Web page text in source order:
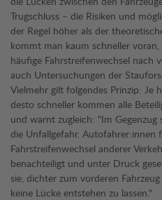
Trugschluss – die Risiken und
der Regel höher als der
kommt man kaum schneller
häufige Fahrstreifenwechsel nach
auch Untersuchungen der
Vielmehr gilt folgendes Prinzip: Je
desto schneller kommen alle
und warnt zugleich: "Im
die Unfallgefahr.
Fahrstreifenwechsel anderer
benachteiligt und unter Druck
sie, dichter zum vorderen
keine Lücke entstehen zu lassen."